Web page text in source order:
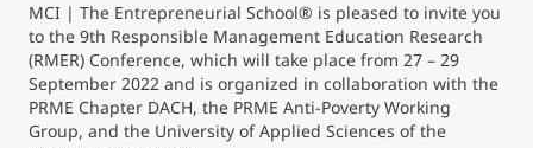
MCI | The Entrepreneurial School® is pleased to invite you
to the 9th Responsible Management Education Research
(RMER) Conference, which will take place from 27 – 29
September 2022 and is organized in collaboration with the
PRME Chapter DACH, the PRME Anti-Poverty Working
Group, and the University of Applied Sciences of the